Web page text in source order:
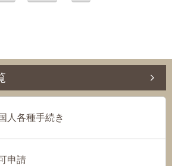
人各種手続き
申請